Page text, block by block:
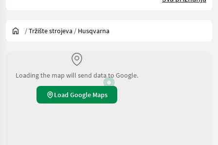
/Tržište strojeva / Husqvarna
Loading the map will send data to Google.
Load Google Maps